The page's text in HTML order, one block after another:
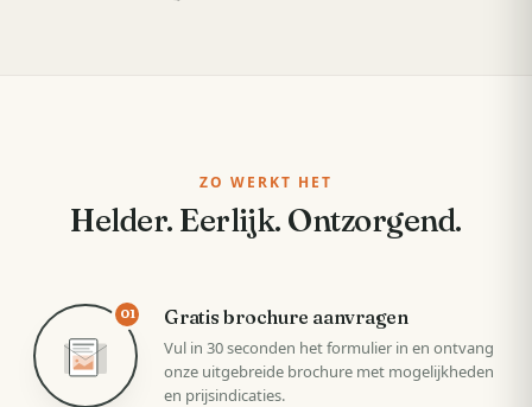
ZO WERKT HET
Helder. Eerlijk. Ontzorgend.
01 Gratis brochure aanvragen
Vul in 30 seconden het formulier in en ontvang
onze uitgebreide brochure met mogelijkheden
en prijsindicaties.